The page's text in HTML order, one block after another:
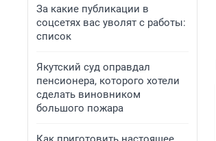
За какие публикации в
соцсетях вас уволят с работы:
список
Якутский суд оправдал
пенсионера, которого хотели
сделать виновником
большого пожара